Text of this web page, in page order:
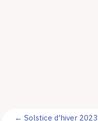
←Solstice d'hiver